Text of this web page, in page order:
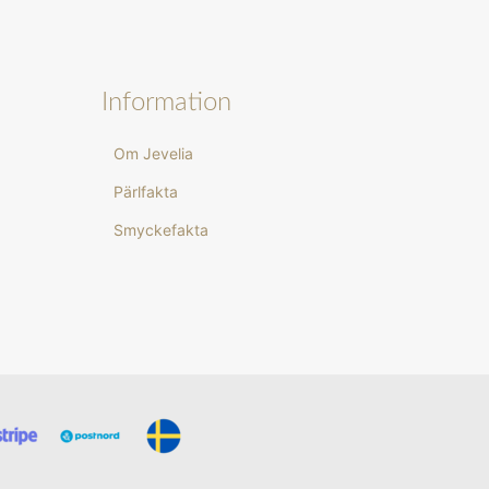
Information
Om Jevelia
Pärlfakta
Smyckefakta